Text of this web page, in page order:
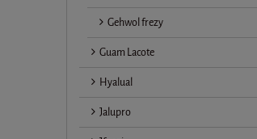
Gehwol frezy
Guam Lacote
Hyalual
Jalupro